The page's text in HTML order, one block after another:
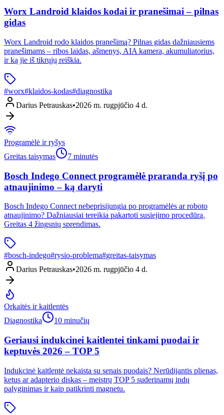
Worx Landroid klaidos kodai ir pranešimai – pilnas
gidas
Worx Landroid rodo klaidos pranešimą? Pilnas gidas dažniausiems
pranešimams – ribos laidas, ašmenys, AIA kamera, akumuliatorius,
ir ką jie iš tikrųjų reiškia.
#worx#klaidos-kodas#diagnostika
Darius Petrauskas•2026 m. rugpjūčio 4 d.
Programėlė ir ryšys
Greitas taisymas
7 minutės
Bosch Indego Connect programėlė praranda ryšį po
atnaujinimo – ką daryti
Bosch Indego Connect nebeprisijungia po programėlės ar roboto
atnaujinimo? Dažniausiai tereikia pakartoti susiejimo procedūrą.
Greitas 4 žingsnių sprendimas.
#bosch-indego#rysio-problema#greitas-taisymas
Darius Petrauskas•2026 m. rugpjūčio 4 d.
Orkaitės ir kaitlentės
Diagnostika
10 minučių
Geriausi indukcinei kaitlentei tinkami puodai ir
keptuvės 2026 – TOP 5
Indukcinė kaitlentė nekaista su senais puodais? Nerūdijantis plienas,
ketus ar adapterio diskas – meistrų TOP 5 suderinamų indų
palyginimas ir kaip patikrinti magnetu.